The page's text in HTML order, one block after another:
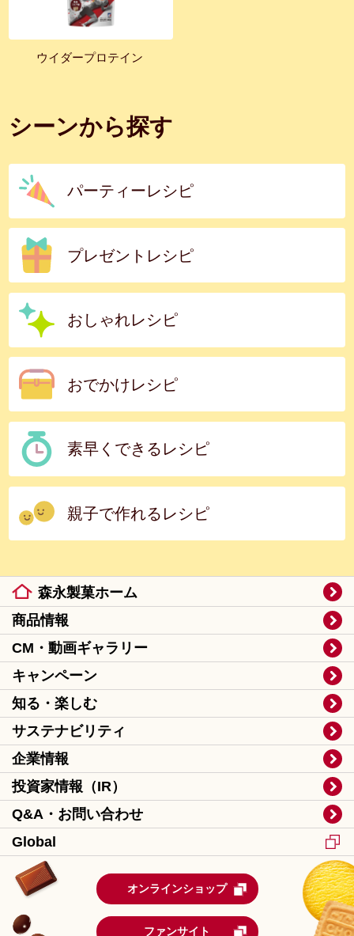
ウイダープロテイン
シーンから探す
パーティーレシピ
プレゼントレシピ
おしゃれレシピ
おでかけレシピ
素早くできるレシピ
親子で作れるレシピ
森永製菓ホーム
商品情報
CM・動画ギャラリー
キャンペーン
知る・楽しむ
サステナビリティ
企業情報
投資家情報（IR）
Q&A・お問い合わせ
Global
オンラインショップ
ファンサイト